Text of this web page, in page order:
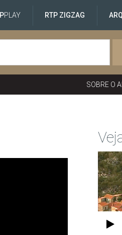
PLAY RTP ZIGZAG
SOBRE O